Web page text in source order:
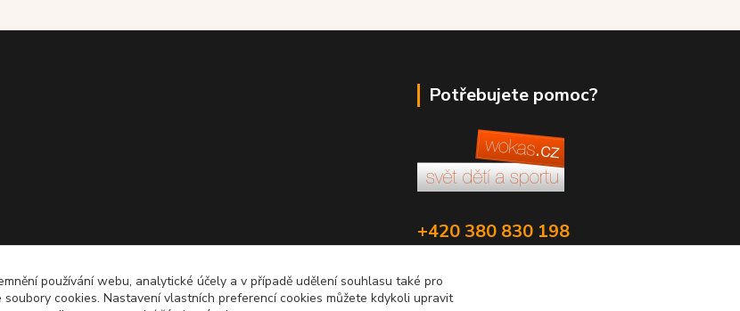
Potřebujete pomoc?
+420 380 830 198
používání webu, analytické účely a v případě udělení souhlasu také pro
soubory cookies. Nastavení vlastních preferencí cookies můžete kdykoli upravit